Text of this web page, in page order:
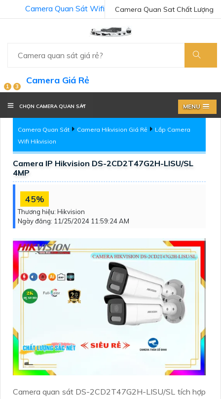
Camera Quan Sat Chất Lượng
Camera Quan Sát Wifi
1 3
Camera Giá Rẻ
CHỌN CAMERA QUAN SÁT MENU
Camera Quan Sát Camera Hikvision Giá Rẻ
Lắp Camera
Wifi Hikvision
Camera IP Hikvision DS-2CD2T47G2H-LISU/SL
4MP
45%
Thương hiệu: Hikvision
Ngày đăng: 11/25/2024 11:59:24 AM
Camera quan sát DS-2CD2T47G2H-LISU/SL tích hợp